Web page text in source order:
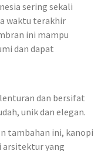
sering sekali
waktu terakhir
ini mampu
dan dapat
dan bersifat
unik dan elegan.
tambahan ini, kanopi
arsitektur yang